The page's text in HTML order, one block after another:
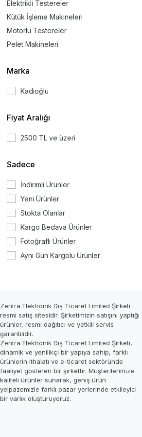
Elektrikli Testereler
Kütük İşleme Makineleri
Motorlu Testereler
Pelet Makineleri
Marka
Kadıoğlu
Fiyat Aralığı
2500 TL ve üzeri
Sadece
İndirimli Ürünler
Yeni Ürünler
Stokta Olanlar
Kargo Bedava Ürünler
Fotoğraflı Ürünler
Aynı Gün Kargolu Ürünler
Zentra Elektronik Dış Ticaret Limited Şirketi
resmi satış sitesidir. Şirketimizin satışını yaptığı
ürünler, resmi dağıtıcı ve yetkili servis
garantilidir.
Zentra Elektronik Dış Ticaret Limited Şirketi,
dinamik ve yenilikçi bir yapıya sahip, farklı
ürünlerin ithalatı ve e-ticaret sektöründe
faaliyet gösteren bir şirkettir. Müşterilerimize
kaliteli ürünler sunarak, geniş ürün
yelpazemizle farklı pazar yerlerinde etkileyici
bir varlık oluşturuyoruz.